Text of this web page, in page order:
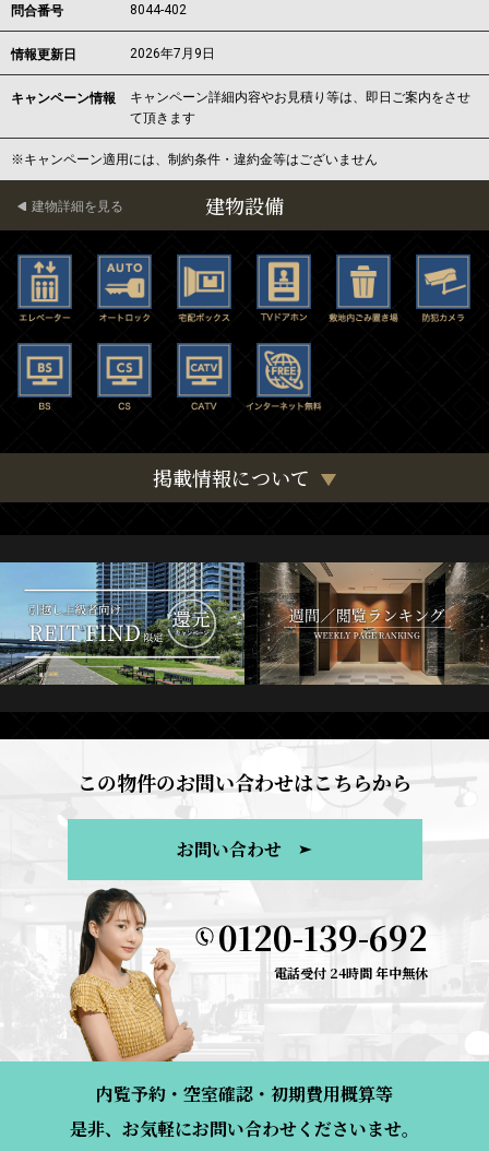
問合番号 8044-402
情報更新日 2026年7月9日
キャンペーン情報
キャンペーン詳細内容やお見積り等は、即日ご案内をさせ
て頂きます
※キャンペーン適用には、制約条件・違約金等はございません
建物設備
建物詳細を見る
掲載情報について
この物件のお問い合わせはこちらから
お問い合わせ
0120-139-692
電話受付 24時間 年中無休
内覧予約・空室確認・初期費用概算等
是非、お気軽にお問い合わせくださいませ。